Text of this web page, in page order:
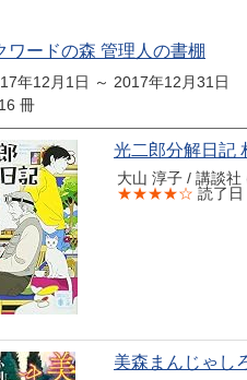
ワードの森 管理人の書棚
年12月1日 ～ 2017年12月31日
冊
光二郎分解日記
大山 淳子 / 講談
★★★★☆ 読了
美森まんじゃし